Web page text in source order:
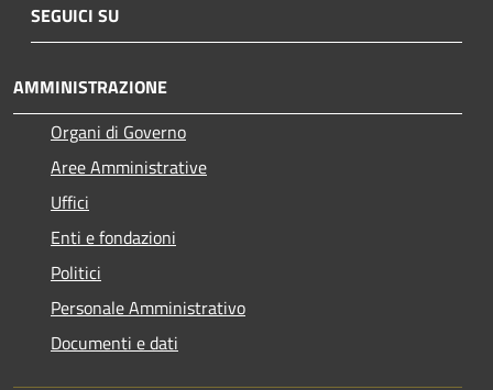
SEGUICI SU
AMMINISTRAZIONE
Organi di Governo
Aree Amministrative
Uffici
Enti e fondazioni
Politici
Personale Amministrativo
Documenti e dati